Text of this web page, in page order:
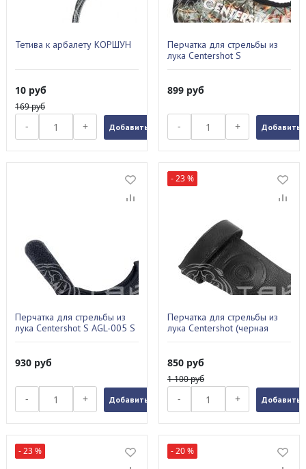
Тетива к арбалету КОРШУН
10 руб
169руб
- + Добавить в заказ
Перчатка для стрельбы из
лука Centershot S
899 руб
- + Добавить
Перчатка для стрельбы из
лука Centershot S AGL-005 S
930 руб
- + Добавить в заказ
- 23 %
Перчатка для стрельбы из
лука Centershot (черная
850 руб
1 100руб
- + Добавить
- 23 % - 20 %